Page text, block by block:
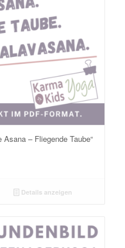
– Fliegende Taube“
Details anzeigen